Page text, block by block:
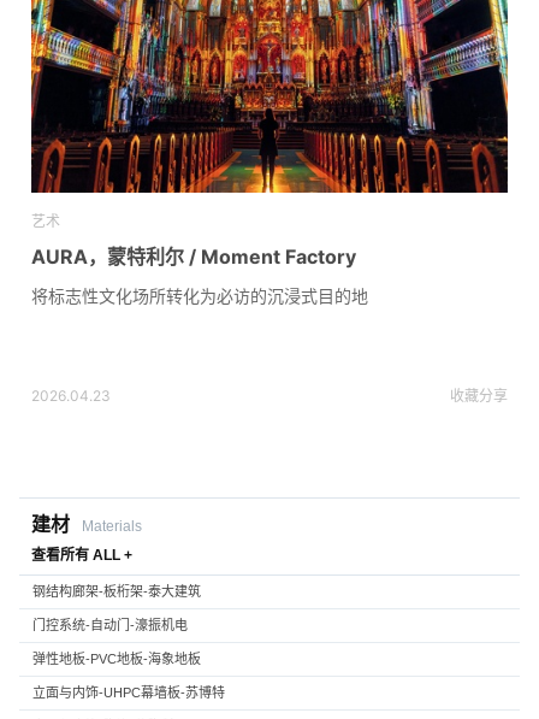
艺术
AURA，蒙特利尔 / Moment Factory
将标志性文化场所转化为必访的沉浸式目的地
2026.04.23 收藏分享
建材
Materials
查看所有 ALL +
钢结构廊架-板桁架-泰大建筑
门控系统-自动门-濠振机电
弹性地板-PVC地板-海象地板
立面与内饰-UHPC幕墙板-苏博特